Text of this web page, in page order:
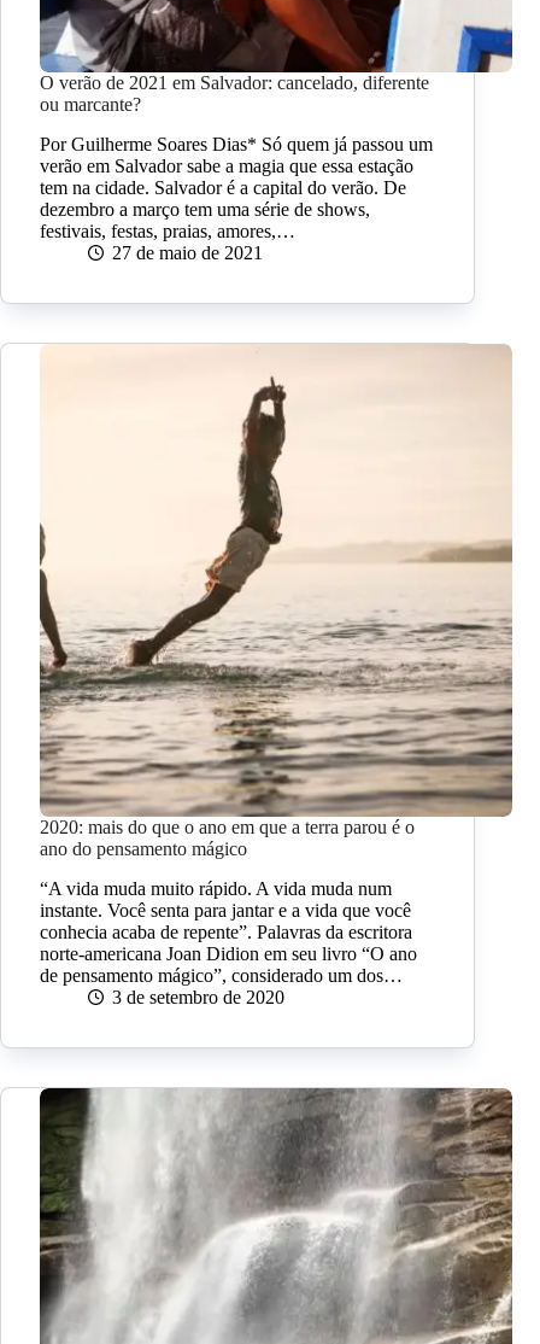
O verão de 2021 em Salvador: cancelado, diferente
ou marcante?
Por Guilherme Soares Dias* Só quem já passou um
verão em Salvador sabe a magia que essa estação
tem na cidade. Salvador é a capital do verão. De
dezembro a março tem uma série de shows,
festivais, festas, praias, amores,…
27 de maio de 2021
2020: mais do que o ano em que a terra parou é o
ano do pensamento mágico
“A vida muda muito rápido. A vida muda num
instante. Você senta para jantar e a vida que você
conhecia acaba de repente”. Palavras da escritora
norte-americana Joan Didion em seu livro “O ano
de pensamento mágico”, considerado um dos…
3 de setembro de 2020